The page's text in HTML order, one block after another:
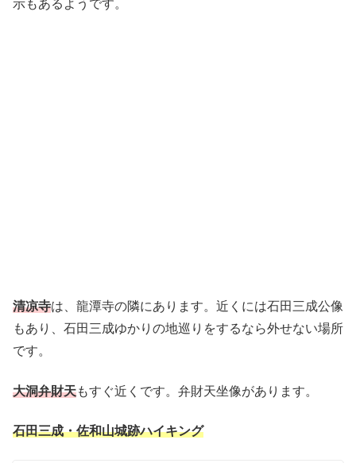
示もあるようです。
清凉寺は、龍潭寺の隣にあります。近くには石田三成公像
もあり、石田三成ゆかりの地巡りをするなら外せない場所
です。
大洞弁財天もすぐ近くです。弁財天坐像があります。
石田三成・佐和山城跡ハイキング